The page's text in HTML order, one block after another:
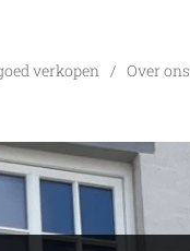
verkopen Over ons